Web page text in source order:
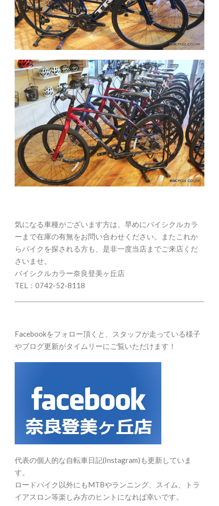
気になる車種がございます方は、早めにバイシクルカラ
ーまで在庫の有無をお問い合わせください。またこれか
らバイクを探される方も、是非一度当店までご来店くだ
さいませ。
バイシクルカラー奈良登美ヶ丘店
TEL：0742-52-8118
Facebookをフォロー頂くと、スタッフが走っている様子
やブログ更新がタイムリーにご覧いただけます！
代表の個人的な自転車日記(Instagram)も更新していま
す。
ロードバイク以外にもMTBやランニング、スイム、トラ
イアスロン等楽しみ方のヒントになれば幸いです。